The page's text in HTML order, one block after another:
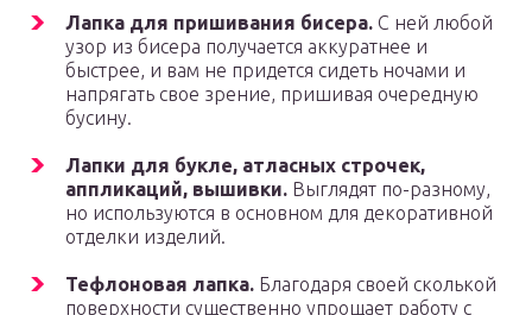
Лапка для пришивания бисера. С ней любой
узор из бисера получается аккуратнее и
быстрее, и вам не придется сидеть ночами и
напрягать свое зрение, пришивая очередную
бусину.
Лапки для букле, атласных строчек,
аппликаций, вышивки. Выглядят по-разному,
но используются в основном для декоративной
отделки изделий.
Тефлоновая лапка. Благодаря своей сколькой
поверхности существенно упрощает работу с